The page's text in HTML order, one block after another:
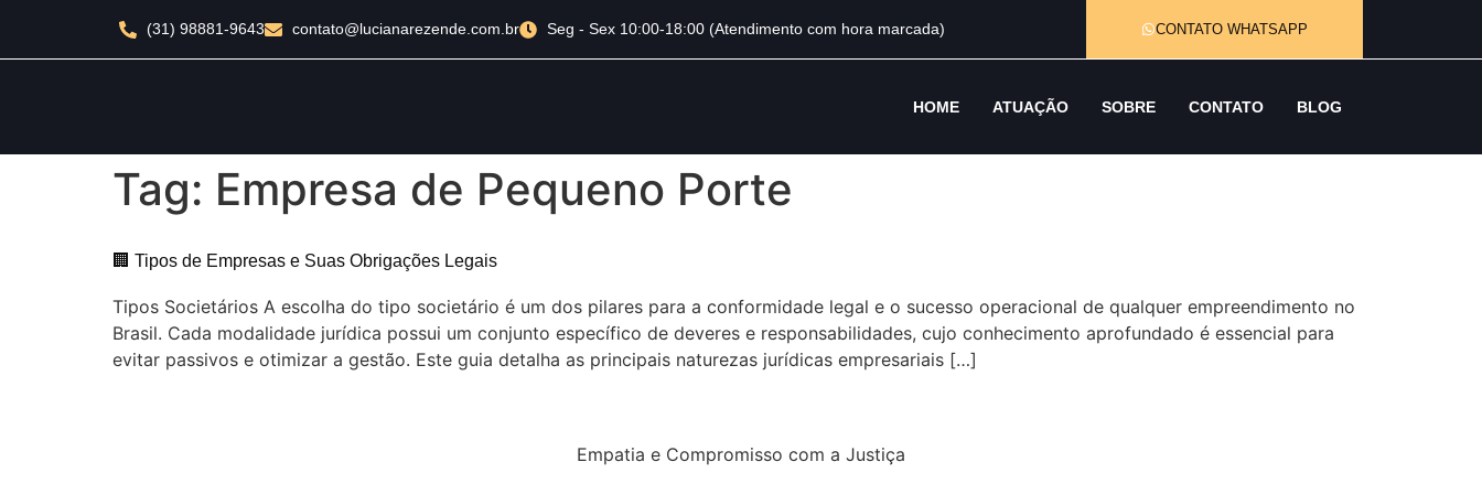
CONTATO WHATSAPP
(31) 98881-9643 contato@lucianarezende.com.br Seg - Sex 10:00-18:00 (Atendimento com hora marcada)
HOME ATUAÇÃO SOBRE CONTATO BLOG
Tag: Empresa de Pequeno Porte
🏢 Tipos de Empresas e Suas Obrigações Legais
Tipos Societários A escolha do tipo societário é um dos pilares para a conformidade legal e o sucesso operacional de qualquer empreendimento no
Brasil. Cada modalidade jurídica possui um conjunto específico de deveres e responsabilidades, cujo conhecimento aprofundado é essencial para
evitar passivos e otimizar a gestão. Este guia detalha as principais naturezas jurídicas empresariais […]
Empatia e Compromisso com a Justiça